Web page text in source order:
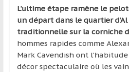
L’ultime étape ramène le
un départ dans le quartier
traditionnelle sur la corniche
hommes rapides comme
Mark Cavendish ont
décor spectaculaire où les